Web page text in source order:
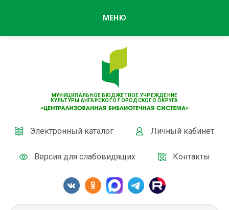
МУНИЦИПАЛЬНОЕ БЮДЖЕТНОЕ УЧРЕЖДЕНИЕ
КУЛЬТУРЫ АНГАРСКОГО ГОРОДСКОГО ОКРУГА
Электронный каталог Личный кабинет
Версия для слабовидящих Контакты
МЕНЮ